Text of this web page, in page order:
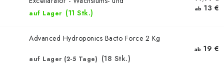
Blütestimulator
auf Lager (11 Stk.) ab 13 €
Advanced Hydroponics Bacto Force 2 Kg
auf Lager (2-5 Tage) (18 Stk.)
ab 19 €